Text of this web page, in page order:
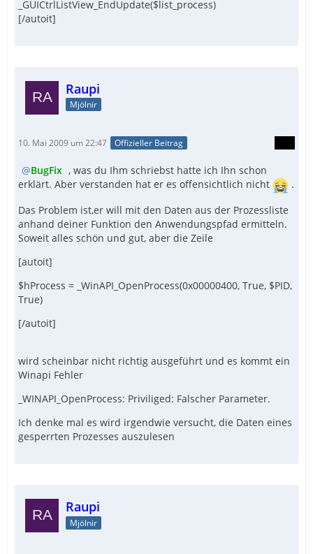
_GUICtrlListView_EndUpdate($list_process)
[/autoit]
Raupi
Mjölnir
10. Mai 2009 um 22:47 Offizieller Beitrag
BugFix , was du Ihm schriebst hatte ich Ihn schon
erklärt. Aber verstanden hat er es offensichtlich nicht
.
Das Problem ist,er will mit den Daten aus der Prozessliste
anhand deiner Funktion den Anwendungspfad ermitteln.
Soweit alles schön und gut, aber die Zeile
[autoit]
$hProcess = _WinAPI_OpenProcess(0x00000400, True, $PID,
True)
[/autoit]
wird scheinbar nicht richtig ausgeführt und es kommt ein
Winapi Fehler
_WINAPI_OpenProcess: Priviliged: Falscher Parameter.
Ich denke mal es wird irgendwie versucht, die Daten eines
gesperrten Prozesses auszulesen
Raupi
Mjölnir